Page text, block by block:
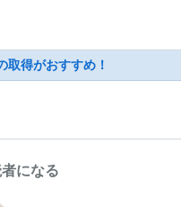
取得がおすすめ！
になる